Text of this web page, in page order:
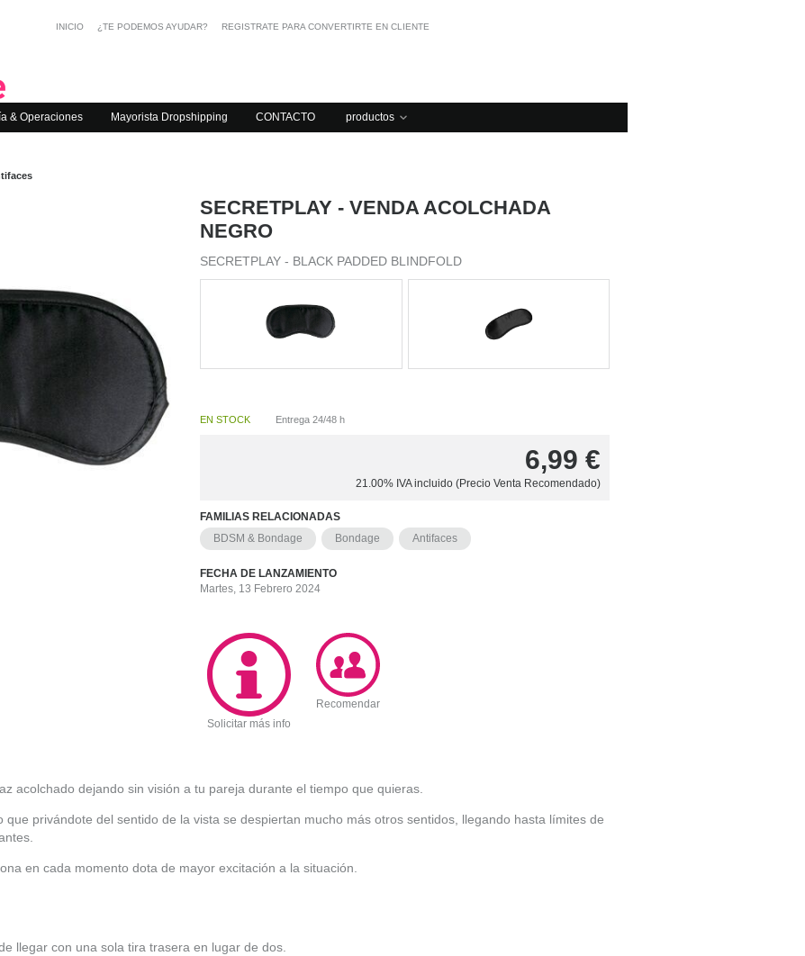
INICIO ¿TE PODEMOS AYUDAR? REGISTRATE PARA CONVERTIRTE EN CLIENTE
& Operaciones Mayorista Dropshipping CONTACTO productos
SECRETPLAY - VENDA ACOLCHADA
NEGRO
SECRETPLAY - BLACK PADDED BLINDFOLD
EN STOCK Entrega 24/48 h
6,99 €
21.00% IVA incluido (Precio Venta Recomendado)
FAMILIAS RELACIONADAS
BDSM & Bondage
Bondage Antifaces
FECHA DE LANZAMIENTO
Martes, 13 Febrero 2024
Solicitar más info
Recomendar
acolchado dejando sin visión a tu pareja durante el tiempo que quieras.
que privándote del sentido de la vista se despiertan mucho más otros sentidos, llegando hasta límites de
en cada momento dota de mayor excitación a la situación.
llegar con una sola tira trasera en lugar de dos.